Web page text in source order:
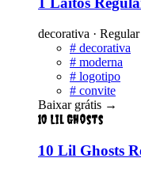
decorativa ·
# decorativa
# moderna
# logotipo
# convite
Baixar grátis →
10 Lil Ghosts
10 Lil Ghosts